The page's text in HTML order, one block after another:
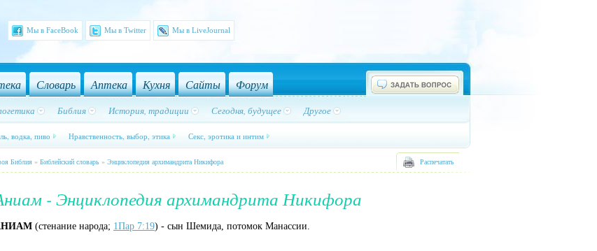
Мы в FaceBook Мы в Twitter Мы в LiveJournal
Словарь Аптека Кухня Сайты Форум
Библия История, традиции Сегодня, будущее Другое
водка, пиво Нравственность, выбор, этика Секс, эротика и интим
Библия » Библейский словарь » Энциклопедия архимандрита Никифора Распечатать
- Энциклопедия архимандрита Никифора
(стенание народа; 1Пар 7:19) - сын Шемида, потомок Манассии.